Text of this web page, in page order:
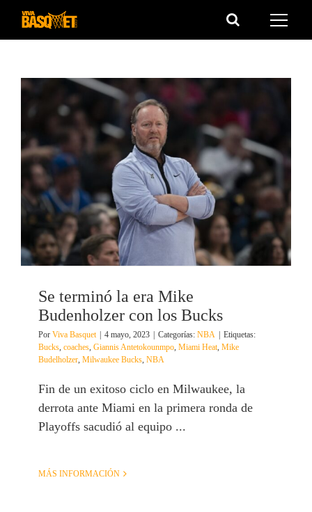
Saltar
Se terminó la era Mike
Budenholzer con los Bucks
Por Viva Basquet | 4 mayo, 2023 | Categorías: NBA | Etiquetas:
Bucks coaches Giannis Antetokounmpo Miami Heat Mike
Budelholzer Milwaukee Bucks NBA
Fin de un exitoso ciclo en Milwaukee, la
derrota ante Miami en la primera ronda de
Playoffs sacudió al equipo ...
MÁS INFORMACIÓN